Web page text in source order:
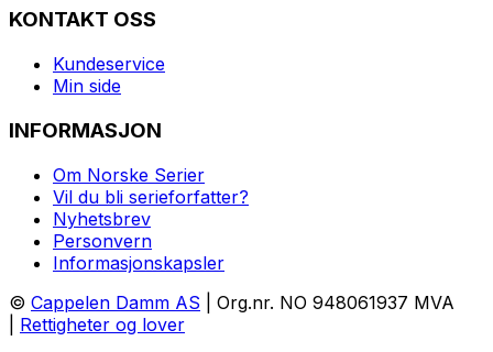
KONTAKT OSS
Kundeservice
Min side
INFORMASJON
Om Norske Serier
Vil du bli serieforfatter?
Nyhetsbrev
Personvern
Informasjonskapsler
© Cappelen Damm AS | Org.nr. NO 948061937 MVA
Rettigheter og lover